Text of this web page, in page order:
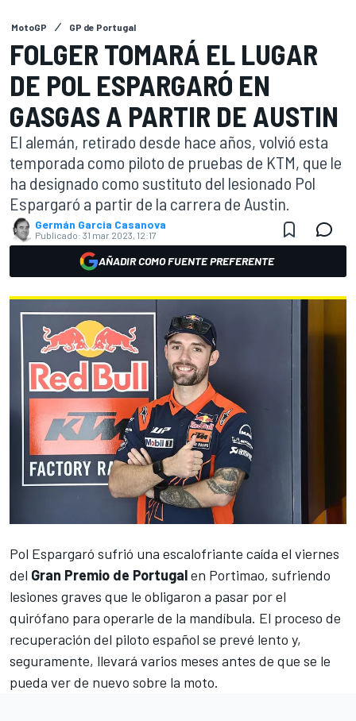
MotoGP GP de Portugal
FOLGER TOMARÁ EL LUGAR
DE POL ESPARGARÓ EN
GASGAS A PARTIR DE AUSTIN
El alemán, retirado desde hace años, volvió esta
temporada como piloto de pruebas de KTM, que le
ha designado como sustituto del lesionado Pol
Espargaró a partir de la carrera de Austin.
Germán Garcia Casanova
Publicado: 31 mar 2023, 12:17
AÑADIR COMO FUENTE PREFERENTE
Pol Espargaró sufrió una escalofriante caída el viernes
del Gran Premio de Portugalen Portimao, sufriendo
lesiones graves que le obligaron a pasar por el
quirófano para operarle de la mandíbula. El proceso de
recuperación del piloto español se prevé lento y,
seguramente, llevará varios meses antes de que se le
pueda ver de nuevo sobre la moto.